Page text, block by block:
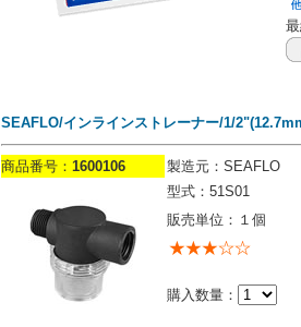
SEAFLO/インラインストレーナー/1/
商品番号： 1600106 製造元：SEAFLO
型式：51S01
販売単位：１個
購入数量：